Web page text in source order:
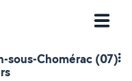
sous-Chomérac (07)